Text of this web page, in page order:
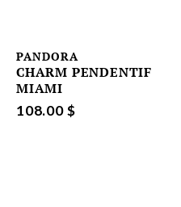
PANDORA
CHARM PENDENTIF
MIAMI
108.00 $